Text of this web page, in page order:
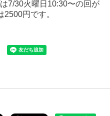
7/30火曜日10:30〜の回が
円です。